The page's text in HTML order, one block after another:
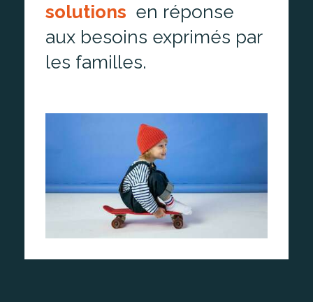
solutions en réponse
aux besoins exprimés par
les familles.